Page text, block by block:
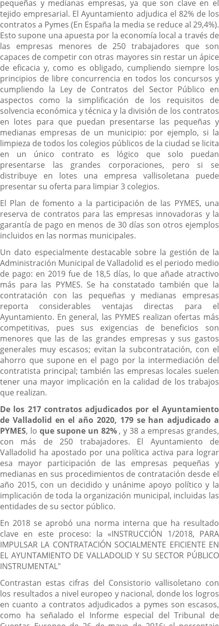
pequeñas y medianas empresas, ya que son clave en el
tejido empresarial. El Ayuntamiento adjudica el 82% de los
contratos a Pymes (En España la media se reduce al 29,4%).
Esto supone una apuesta por la economía local a través de
las empresas menores de 250 trabajadores que son
capaces de competir con otras mayores sin restar un ápice
de eficacia y, como es obligado, cumpliendo siempre los
principios de libre concurrencia en todos los concursos y
cumpliendo la Ley de Contratos del Sector Público en
aspectos como la simplificación de los requisitos de
solvencia económica y técnica y la división de los contratos
en lotes para que puedan presentarse las pequeñas y
medianas empresas de un municipio: por ejemplo, si la
limpieza de todos los colegios públicos de la ciudad se licita
en un único contrato es lógico que solo puedan
presentarse las grandes corporaciones, pero si se
distribuye en lotes una empresa vallisoletana puede
presentar su oferta para limpiar 3 colegios.
El Plan de fomento a la participación de las PYMES, una
reserva de contratos para las empresas innovadoras y la
garantía de pago en menos de 30 días son otros ejemplos
incluidos en las normas municipales.
Un dato especialmente destacable sobre la gestión de la
Administración Municipal de Valladolid es el periodo medio
de pago: en 2019 fue de 18,5 días, lo que añade atractivo
más para las PYMES. Se ha constatado también que la
contratación con las pequeñas y medianas empresas
reporta considerables ventajas directas para el
Ayuntamiento. En general, las PYMES realizan ofertas más
competitivas, pues sus exigencias de beneficios son
menores que las de las grandes empresas y sus gastos
generales muy escasos; evitan la subcontratación, con el
ahorro que supone en el pago por la intermediación del
contratista principal; también las empresas locales suelen
tener una mayor implicación en la calidad de los trabajos
que realizan.
De los 217 contratos adjudicados por el Ayuntamiento
de Valladolid en el año 2020, 179 se han adjudicado a
PYMES, lo que supone un 82%, y 38 a empresas grandes,
con más de 250 trabajadores. El Ayuntamiento de
Valladolid ha apostado por una política activa para lograr
esa mayor participación de las empresas pequeñas y
medianas en sus procedimientos de contratación desde el
año 2015, con un decidido y unánime apoyo político y la
implicación de toda la organización municipal, incluidas las
entidades de su sector público.
En 2018 se aprobó una norma interna que ha resultado
clave en este proceso: la «INSTRUCCIÓN 1/2018, PARA
IMPULSAR LA CONTRATACIÓN SOCIALMENTE EFICIENTE EN
EL AYUNTAMIENTO DE VALLADOLID Y SU SECTOR PÚBLICO
INSTRUMENTAL"
Contrastan estas cifras del Consistorio vallisoletano con
los resultados a nivel europeo y nacional, donde los logros
en cuanto a contratos adjudicados a pymes son escasos,
como ha señalado el Informe especial del Tribunal de